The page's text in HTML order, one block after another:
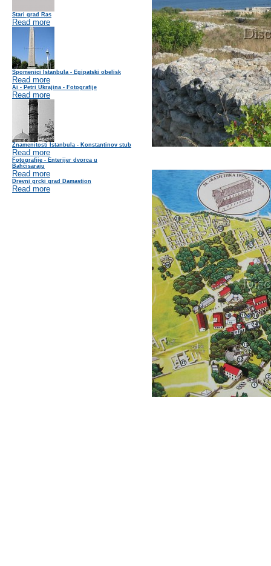
Stari grad Ras
Read more
Spomenici Istanbula - Egipatski obelisk
Read more
Ai - Petri Ukrajina - Fotografije
Read more
Znamenitosti Istanbula - Konstantinov stub
Read more
Fotografije - Enterijer dvorca u
Bahčisaraju
Read more
Drevni grcki grad Damastion
Read more